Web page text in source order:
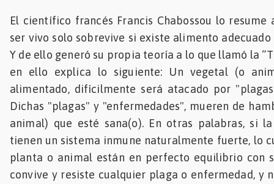
El científico francés Francis Chabossou lo resume
ser vivo solo sobrevive si existe alimento
Y de ello generó su propia teoría a lo que llamó la
en ello explica lo siguiente: Un vegetal (o
alimentado, difícilmente será atacado por
Dichas "plagas" y "enfermedades", mueren de
animal) que esté sana(o). En otras palabras, si
tienen un sistema inmune naturalmente fuerte, lo
planta o animal están en perfecto equilibrio con
convive y resiste cualquier plaga o enfermedad, y